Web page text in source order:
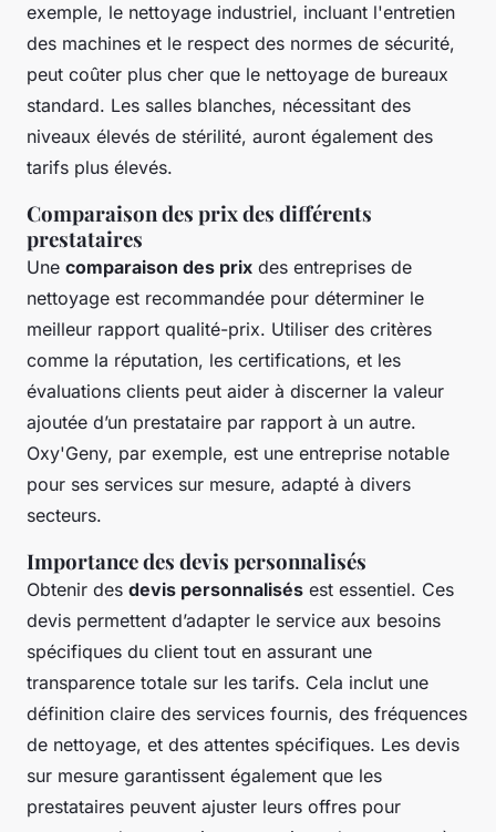
exemple, le nettoyage industriel, incluant l'entretien
des machines et le respect des normes de sécurité,
peut coûter plus cher que le nettoyage de bureaux
standard. Les salles blanches, nécessitant des
niveaux élevés de stérilité, auront également des
tarifs plus élevés.
Comparaison des prix des différents
prestataires
Une comparaison des prix des entreprises de
nettoyage est recommandée pour déterminer le
meilleur rapport qualité-prix. Utiliser des critères
comme la réputation, les certifications, et les
évaluations clients peut aider à discerner la valeur
ajoutée d’un prestataire par rapport à un autre.
Oxy'Geny, par exemple, est une entreprise notable
pour ses services sur mesure, adapté à divers
secteurs.
Importance des devis personnalisés
Obtenir des devis personnalisés est essentiel. Ces
devis permettent d’adapter le service aux besoins
spécifiques du client tout en assurant une
transparence totale sur les tarifs. Cela inclut une
définition claire des services fournis, des fréquences
de nettoyage, et des attentes spécifiques. Les devis
sur mesure garantissent également que les
prestataires peuvent ajuster leurs offres pour